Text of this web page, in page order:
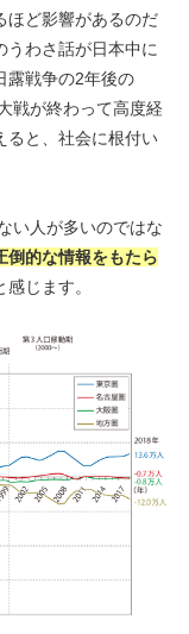
ほど影響があるのだ
うわさ話が日本中に
露戦争の2年後の
戦が終わって高度経
ると、社会に根付い
い人が多いのではな
倒的な情報をもたら
感じます。